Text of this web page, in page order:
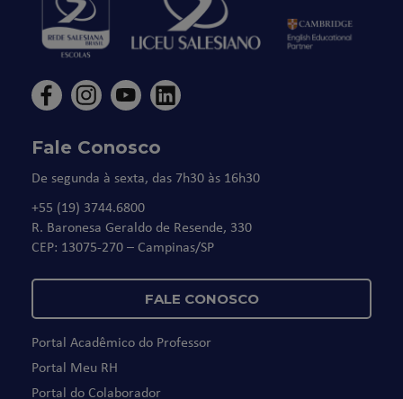
Fale Conosco
De segunda à sexta, das 7h30 às 16h30
+55 (19) 3744.6800
R. Baronesa Geraldo de Resende, 330
CEP: 13075-270 – Campinas/SP
FALE CONOSCO
Portal Acadêmico do Professor
Portal Meu RH
Portal do Colaborador